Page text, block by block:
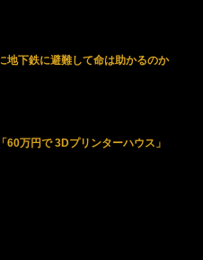
地下鉄に避難して命は助かるのか
60万円で 3Dプリンターハウス」